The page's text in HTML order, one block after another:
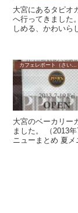
大宮にあるタピオ
へ行ってきました
しめる、かわいら
カフェレポート（さいたま市）
大宮のベーカリー
ました。 （2013
ニューまとめ 夏